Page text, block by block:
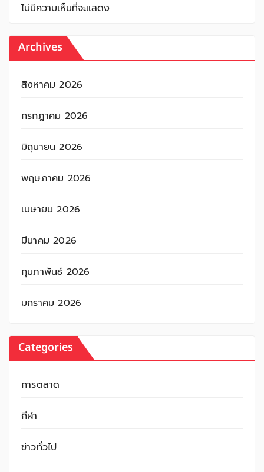
ไม่มีความเห็นที่จะแสดง
Archives
สิงหาคม 2026
กรกฎาคม 2026
มิถุนายน 2026
พฤษภาคม 2026
เมษายน 2026
มีนาคม 2026
กุมภาพันธ์ 2026
มกราคม 2026
Categories
การตลาด
กีฬา
ข่าวทั่วไป